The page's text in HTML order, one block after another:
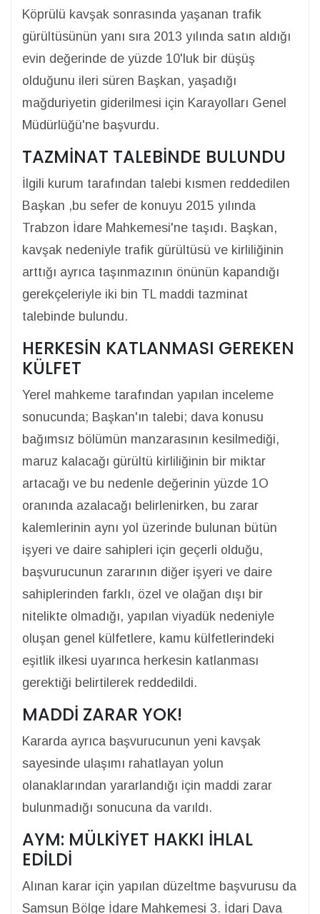
Köprülü kavşak sonrasında yaşanan trafik
gürültüsünün yanı sıra 2013 yılında satın aldığı
evin değerinde de yüzde 10'luk bir düşüş
olduğunu ileri süren Başkan, yaşadığı
mağduriyetin giderilmesi için Karayolları Genel
Müdürlüğü'ne başvurdu.
TAZMİNAT TALEBİNDE BULUNDU
İlgili kurum tarafından talebi kısmen reddedilen
Başkan ,bu sefer de konuyu 2015 yılında
Trabzon İdare Mahkemesi'ne taşıdı. Başkan,
kavşak nedeniyle trafik gürültüsü ve kirliliğinin
arttığı ayrıca taşınmazının önünün kapandığı
gerekçeleriyle iki bin TL maddi tazminat
talebinde bulundu.
HERKESİN KATLANMASI GEREKEN
KÜLFET
Yerel mahkeme tarafından yapılan inceleme
sonucunda; Başkan'ın talebi; dava konusu
bağımsız bölümün manzarasının kesilmediği,
maruz kalacağı gürültü kirliliğinin bir miktar
artacağı ve bu nedenle değerinin yüzde 1O
oranında azalacağı belirlenirken, bu zarar
kalemlerinin aynı yol üzerinde bulunan bütün
işyeri ve daire sahipleri için geçerli olduğu,
başvurucunun zararının diğer işyeri ve daire
sahiplerinden farklı, özel ve olağan dışı bir
nitelikte olmadığı, yapılan viyadük nedeniyle
oluşan genel külfetlere, kamu külfetlerindeki
eşitlik ilkesi uyarınca herkesin katlanması
gerektiği belirtilerek reddedildi.
MADDİ ZARAR YOK!
Kararda ayrıca başvurucunun yeni kavşak
sayesinde ulaşımı rahatlayan yolun
olanaklarından yararlandığı için maddi zarar
bulunmadığı sonucuna da varıldı.
AYM: MÜLKİYET HAKKI İHLAL
EDİLDİ
Alınan karar için yapılan düzeltme başvurusu da
Samsun Bölge İdare Mahkemesi 3. İdari Dava